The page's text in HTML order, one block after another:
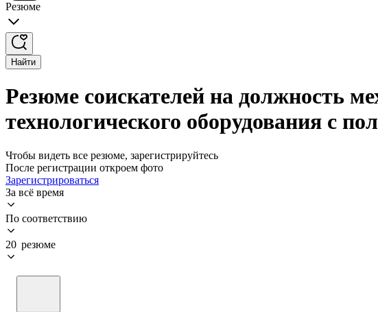
Резюме
Найти
Резюме соискателей на должность
технологического оборудования с
Чтобы видеть все резюме, зарегистрируйтесь
После регистрации откроем фото
Зарегистрироваться
За всё время
По соответствию
20 резюме